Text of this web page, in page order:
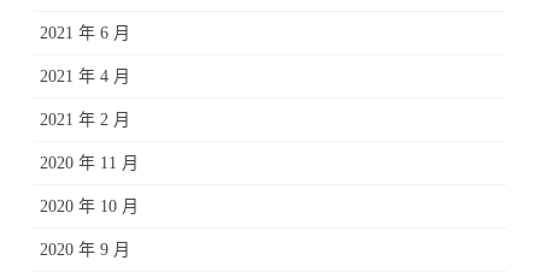
2021 年 6 月
2021 年 4 月
2021 年 2 月
2020 年 11 月
2020 年 10 月
2020 年 9 月